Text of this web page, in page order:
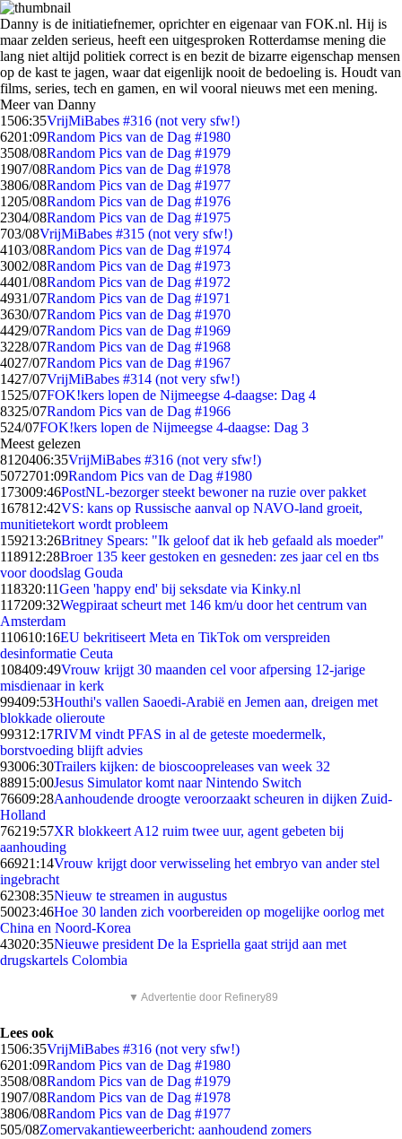
Danny is de initiatiefnemer, oprichter en eigenaar van FOK.nl. Hij is
maar zelden serieus, heeft een uitgesproken Rotterdamse mening die
lang niet altijd politiek correct is en bezit de bizarre eigenschap mensen
op de kast te jagen, waar dat eigenlijk nooit de bedoeling is. Houdt van
films, series, tech en gamen, en wil vooral nieuws met een mening.
Meer van Danny
1506:35VrijMiBabes #316 (not very sfw!)
6201:09Random Pics van de Dag #1980
3508/08Random Pics van de Dag #1979
1907/08Random Pics van de Dag #1978
3806/08Random Pics van de Dag #1977
1205/08Random Pics van de Dag #1976
2304/08Random Pics van de Dag #1975
703/08VrijMiBabes #315 (not very sfw!)
4103/08Random Pics van de Dag #1974
3002/08Random Pics van de Dag #1973
4401/08Random Pics van de Dag #1972
4931/07Random Pics van de Dag #1971
3630/07Random Pics van de Dag #1970
4429/07Random Pics van de Dag #1969
3228/07Random Pics van de Dag #1968
4027/07Random Pics van de Dag #1967
1427/07VrijMiBabes #314 (not very sfw!)
1525/07FOK!kers lopen de Nijmeegse 4-daagse: Dag 4
8325/07Random Pics van de Dag #1966
524/07FOK!kers lopen de Nijmeegse 4-daagse: Dag 3
Meest gelezen
8120406:35VrijMiBabes #316 (not very sfw!)
5072701:09Random Pics van de Dag #1980
173009:46PostNL-bezorger steekt bewoner na ruzie over pakket
167812:42VS: kans op Russische aanval op NAVO-land groeit,
munitietekort wordt probleem
159213:26Britney Spears: "Ik geloof dat ik heb gefaald als moeder"
118912:28Broer 135 keer gestoken en gesneden: zes jaar cel en tbs
voor doodslag Gouda
118320:11Geen 'happy end' bij seksdate via Kinky.nl
117209:32Wegpiraat scheurt met 146 km/u door het centrum van
Amsterdam
110610:16EU bekritiseert Meta en TikTok om verspreiden
desinformatie Ceuta
108409:49Vrouw krijgt 30 maanden cel voor afpersing 12-jarige
misdienaar in kerk
99409:53Houthi's vallen Saoedi-Arabië en Jemen aan, dreigen met
blokkade olieroute
99312:17RIVM vindt PFAS in al de geteste moedermelk,
borstvoeding blijft advies
93006:30Trailers kijken: de bioscoopreleases van week 32
88915:00Jesus Simulator komt naar Nintendo Switch
76609:28Aanhoudende droogte veroorzaakt scheuren in dijken Zuid-
Holland
76219:57XR blokkeert A12 ruim twee uur, agent gebeten bij
aanhouding
66921:14Vrouw krijgt door verwisseling het embryo van ander stel
ingebracht
62308:35Nieuw te streamen in augustus
50023:46Hoe 30 landen zich voorbereiden op mogelijke oorlog met
China en Noord-Korea
43020:35Nieuwe president De la Espriella gaat strijd aan met
drugskartels Colombia
▼ Advertentie door Refinery89
Lees ook
1506:35VrijMiBabes #316 (not very sfw!)
6201:09Random Pics van de Dag #1980
3508/08Random Pics van de Dag #1979
1907/08Random Pics van de Dag #1978
3806/08Random Pics van de Dag #1977
505/08Zomervakantieweerbericht: aanhoudend zomers